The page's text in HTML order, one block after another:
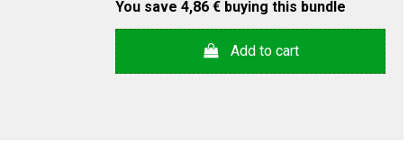
You save 4,86 € buying this bundle
Add to cart